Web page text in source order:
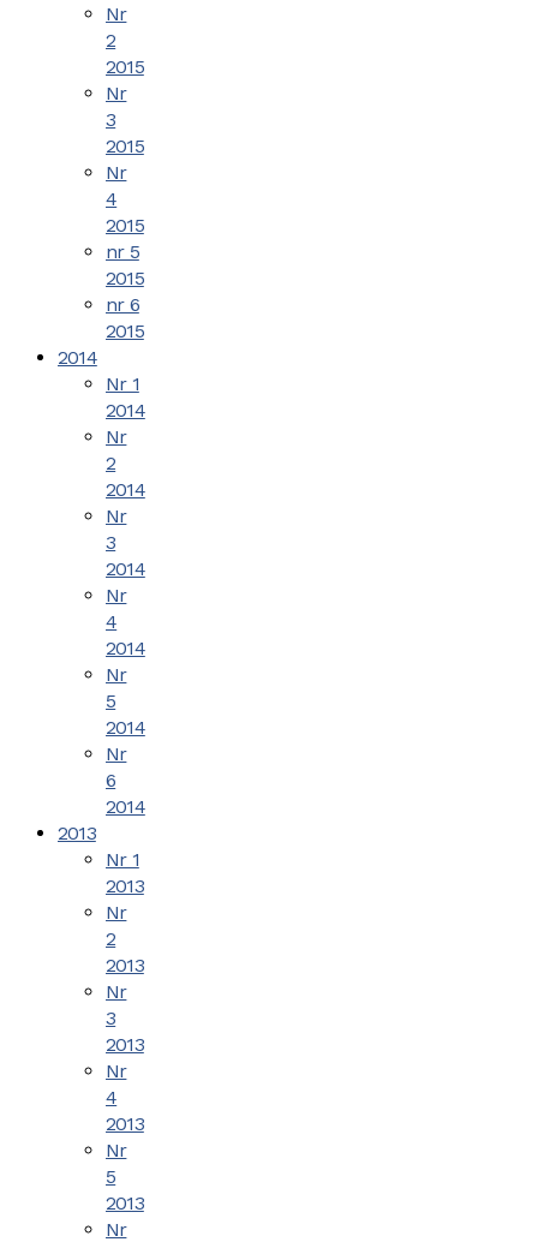
Nr
2
2015
Nr
3
2015
Nr
4
2015
nr 5
2015
nr 6
2015
2014
Nr 1
2014
Nr
2
2014
Nr
3
2014
Nr
4
2014
Nr
5
2014
Nr
6
2014
2013
Nr 1
2013
Nr
2
2013
Nr
3
2013
Nr
4
2013
Nr
5
2013
Nr